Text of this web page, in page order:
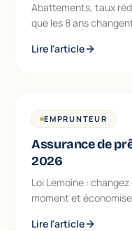
Abattements, taux
que les 8 ans
Lire l'article
EMPRUNTEUR
Assurance de
2026
Loi Lemoine :
moment et
Lire l'article